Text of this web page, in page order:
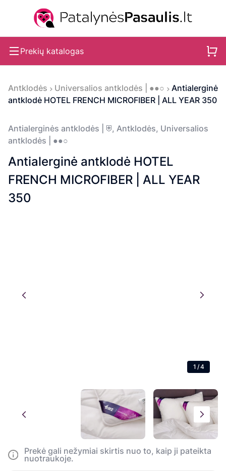
Prekių katalogas
Antklodės Universalios antklodės | ●●○
Antialerginė
antklodė HOTEL FRENCH MICROFIBER | ALL YEAR 350
Antialerginės antklodės | ⛨, Antklodės, Universalios
antklodės | ●●○
Antialerginė antklodė HOTEL
FRENCH MICROFIBER | ALL YEAR
350
1 /4
Prekė gali nežymiai skirtis nuo to, kaip ji pateikta
nuotraukoje.